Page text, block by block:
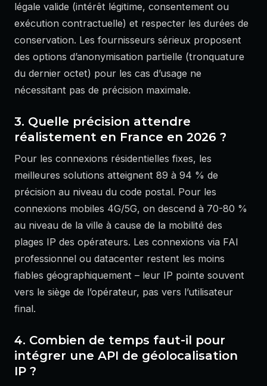
légale valide (intérêt légitime, consentement ou
exécution contractuelle) et respecter les durées de
conservation. Les fournisseurs sérieux proposent
des options d’anonymisation partielle (tronquature
du dernier octet) pour les cas d’usage ne
nécessitant pas de précision maximale.
3. Quelle précision attendre
réalistement en France en 2026 ?
Pour les connexions résidentielles fixes, les
meilleures solutions atteignent 89 à 94 % de
précision au niveau du code postal. Pour les
connexions mobiles 4G/5G, on descend à 70-80 %
au niveau de la ville à cause de la mobilité des
plages IP des opérateurs. Les connexions via FAI
professionnel ou datacenter restent les moins
fiables géographiquement – leur IP pointe souvent
vers le siège de l’opérateur, pas vers l’utilisateur
final.
4. Combien de temps faut-il pour
intégrer une API de géolocalisation
IP ?